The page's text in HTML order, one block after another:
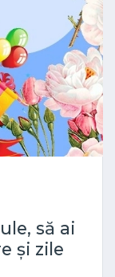
să ai
și zile